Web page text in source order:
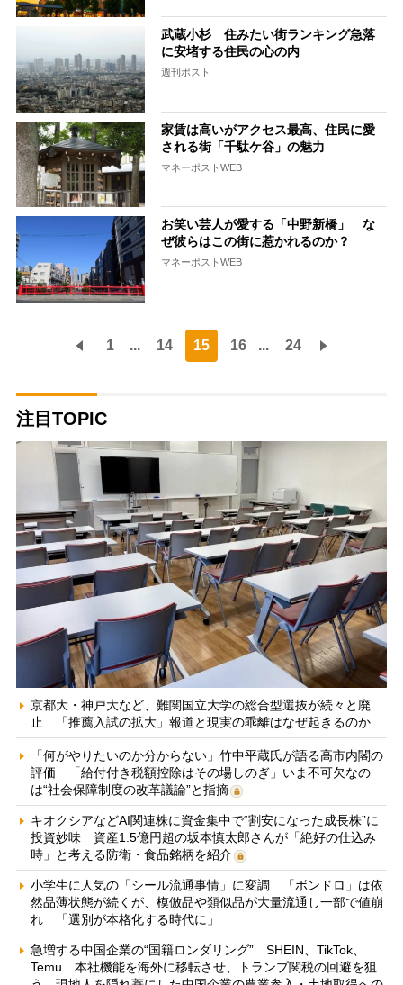
武蔵小杉 住みたい街ランキング急落
に安堵する住民の心の内
週刊ポスト
家賃は高いがアクセス最高、住民に愛
される街「千駄ケ谷」の魅力
マネーポストWEB
お笑い芸人が愛する「中野新橋」 な
ぜ彼らはこの街に惹かれるのか？
マネーポストWEB
1 ... 14 15 16 ... 24
注目TOPIC
京都大・神戸大など、難関国立大学の総合型選抜が続々と廃
止 「推薦入試の拡大」報道と現実の乖離はなぜ起きるのか
「何がやりたいのか分からない」竹中平蔵氏が語る高市内閣の
評価 「給付付き税額控除はその場しのぎ」いま不可欠なの
は“社会保障制度の改革議論”と指摘
キオクシアなどAI関連株に資金集中で“割安になった成長株”に
投資妙味 資産1.5億円超の坂本慎太郎さんが「絶好の仕込み
時」と考える防衛・食品銘柄を紹介
小学生に人気の「シール流通事情」に変調 「ボンドロ」は依
然品薄状態が続くが、模倣品や類似品が大量流通し一部で値崩
れ 「選別が本格化する時代に」
急増する中国企業の“国籍ロンダリング” SHEIN、TikTok、
Temu…本社機能を海外に移転させ、トランプ関税の回避を狙